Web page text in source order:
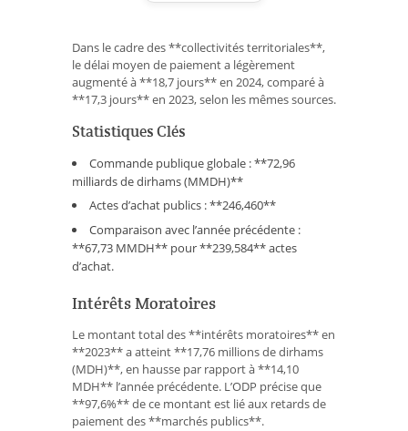
Dans le cadre des **collectivités territoriales**,
le délai moyen de paiement a légèrement
augmenté à **18,7 jours** en 2024, comparé à
**17,3 jours** en 2023, selon les mêmes sources.
Statistiques Clés
Commande publique globale : **72,96
milliards de dirhams (MMDH)**
Actes d’achat publics : **246,460**
Comparaison avec l’année précédente :
**67,73 MMDH** pour **239,584** actes
d’achat.
Intérêts Moratoires
Le montant total des **intérêts moratoires** en
**2023** a atteint **17,76 millions de dirhams
(MDH)**, en hausse par rapport à **14,10
MDH** l’année précédente. L’ODP précise que
**97,6%** de ce montant est lié aux retards de
paiement des **marchés publics**.